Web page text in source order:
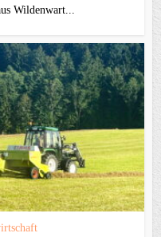
Wildenwart...